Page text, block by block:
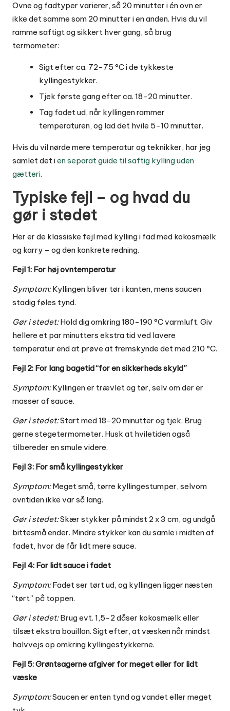
Ovne og fadtyper varierer, så 20 minutter i én ovn er
ikke det samme som 20 minutter i en anden. Hvis du vil
ramme saftigt og sikkert hver gang, så brug
termometer:
Sigt efter ca. 72-75 °C i de tykkeste
kyllingestykker.
Tjek første gang efter ca. 18-20 minutter.
Tag fadet ud, når kyllingen rammer
temperaturen, og lad det hvile 5-10 minutter.
Hvis du vil nørde mere temperatur og teknikker, har jeg
samlet det ien separat guide til saftig kylling uden
gætteri.
Typiske fejl – og hvad du
gør i stedet
Her er de klassiske fejl med kylling i fad med kokosmælk
og karry – og den konkrete redning.
Fejl 1: For høj ovntemperatur
Symptom:Kyllingen bliver tør i kanten, mens saucen
stadig føles tynd.
Gør i stedet:Hold dig omkring 180-190 °C varmluft. Giv
hellere et par minutters ekstra tid ved lavere
temperatur end at prøve at fremskynde det med 210 °C.
Fejl 2: For lang bagetid “for en sikkerheds skyld”
Symptom:Kyllingen er trævlet og tør, selv om der er
masser af sauce.
Gør i stedet:Start med 18-20 minutter og tjek. Brug
gerne stegetermometer. Husk at hviletiden også
tilbereder en smule videre.
Fejl 3: For små kyllingestykker
Symptom:Meget små, tørre kyllingestumper, selvom
ovntiden ikke var så lang.
Gør i stedet:Skær stykker på mindst 2 x 3 cm, og undgå
bittesmå ender. Mindre stykker kan du samle i midten af
fadet, hvor de får lidt mere sauce.
Fejl 4: For lidt sauce i fadet
Symptom:Fadet ser tørt ud, og kyllingen ligger næsten
“tørt” på toppen.
Gør i stedet:Brug evt. 1,5-2 dåser kokosmælk eller
tilsæt ekstra bouillon. Sigt efter, at væsken når mindst
halvvejs op omkring kyllingestykkerne.
Fejl 5: Grøntsagerne afgiver for meget eller for lidt
væske
Symptom:Saucen er enten tynd og vandet eller meget